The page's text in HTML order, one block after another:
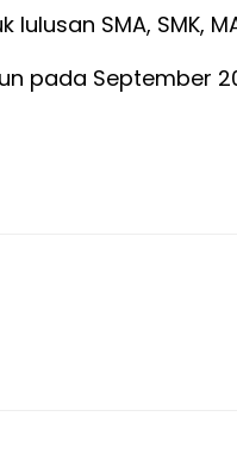
lulusan SMA, SMK,
pada September